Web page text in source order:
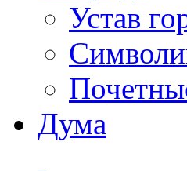
Устав
Дума